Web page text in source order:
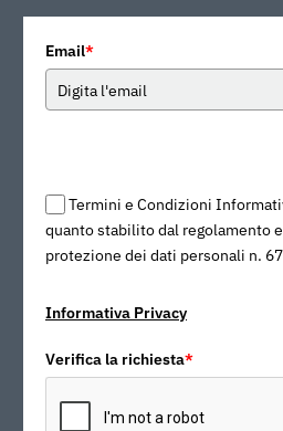
Email*
Termini e Condizioni
quanto stabilito dal regolamento
protezione dei dati personali n.
Informativa Privacy
Verifica la richiesta*